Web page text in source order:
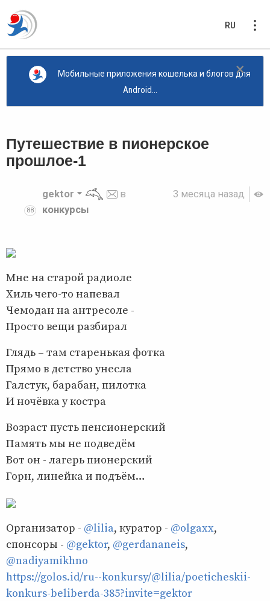
RU
×
Мобильные приложения кошелька и блогов для
Android...
Путешествие в пионерское
прошлое-1
3 месяца назад
88
gektor
в
конкурсы
Мне на старой радиоле
Хиль чего-то напевал
Чемодан на антресоле -
Просто вещи разбирал
Глядь – там старенькая фотка
Прямо в детство унесла
Галстук, барабан, пилотка
И ночёвка у костра
Возраст пусть пенсионерский
Память мы не подведём
Вот он - лагерь пионерский
Горн, линейка и подъём…
Организатор - @lilia, куратор - @olgaxx,
спонсоры - @gektor, @gerdananeis,
@nadiyamikhno
https://golos.id/ru--konkursy/@lilia/poeticheskii-
konkurs-beliberda-385?invite=gektor